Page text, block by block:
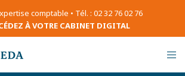
comptable • Tél. : 02 32 76 02 76
À VOTRE CABINET DIGITAL